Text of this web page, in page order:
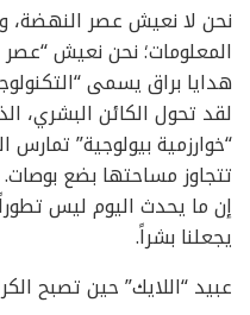
نحن لا نعيش عصر النهضة،
المعلومات؛ نحن نعيش
هدايا براق يسمى
لقد تحول الكائن البشري،
“خوارزمية بيولوجية”
تتجاوز مساحتها بضع بوصات.
إن ما يحدث اليوم ليس
يجعلنا بشراً.
عبيد “اللايك” حين تصبح